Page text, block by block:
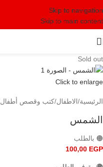
Skip to navigation
Skip to main content
Sold out
Click to enlarge
الرئيسية الاطفال كتب وقصص أطفال
الشمس
🟠 بالطلب
100,00 EGP